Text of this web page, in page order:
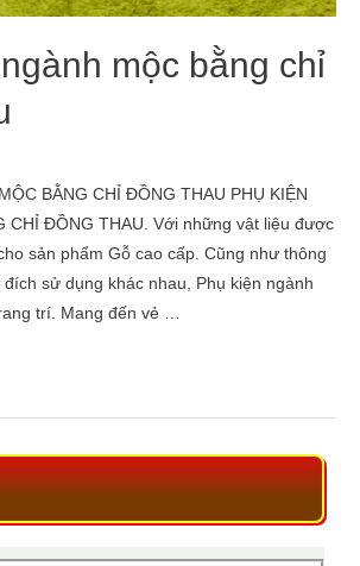
mộc bằng chỉ
BẰNG CHỈ ĐỒNG THAU PHỤ KIỆN
CHỈ ĐỒNG THAU. Với những vật liệu được
sản phẩm Gỗ cao cấp. Cũng như thông
sử dụng khác nhau, Phụ kiện ngành
trí. Mang đến vẻ …